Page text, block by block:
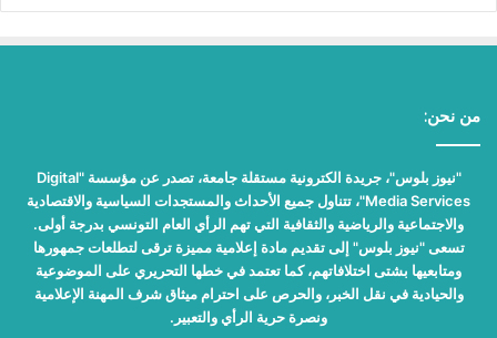
من نحن:
"نيوز بلوس"، جريدة الكترونية مستقلة جامعة، تصدر عن مؤسسة "Digital
Media Services"، تتناول جميع الأحداث والمستجدات السياسية والاقتصادية
والاجتماعية والرياضية والثقافية التي تهم الرأي العام التونسي بدرجة أولى.
تسعى "نيوز بلوس" إلى تقديم مادة إعلامية مميزة ترقى لتطلعات جمهورها
ومتابعيها بشتى اختلافاتهم، كما تعتمد في خطها التحريري على الموضوعية
والحيادية في نقل الخبر، والحرص على احترام ميثاق شرف المهنة الإعلامية
ونصرة حرية الرأي والتعبير.